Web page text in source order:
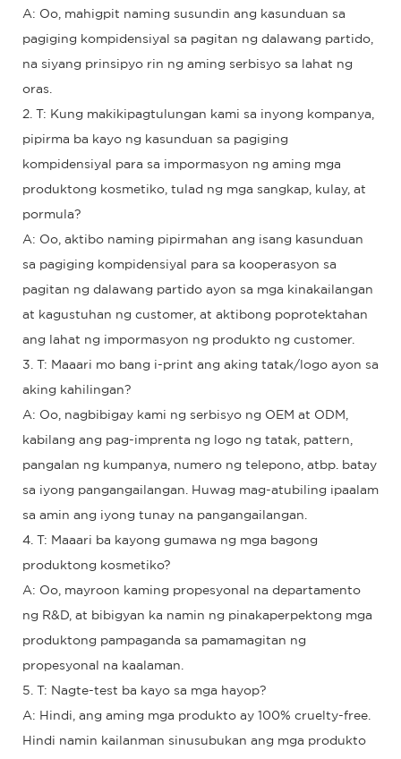
A: Oo, mahigpit naming susundin ang kasunduan sa
pagiging kompidensiyal sa pagitan ng dalawang partido,
na siyang prinsipyo rin ng aming serbisyo sa lahat ng
oras.
2. T: Kung makikipagtulungan kami sa inyong kompanya,
pipirma ba kayo ng kasunduan sa pagiging
kompidensiyal para sa impormasyon ng aming mga
produktong kosmetiko, tulad ng mga sangkap, kulay, at
pormula?
A: Oo, aktibo naming pipirmahan ang isang kasunduan
sa pagiging kompidensiyal para sa kooperasyon sa
pagitan ng dalawang partido ayon sa mga kinakailangan
at kagustuhan ng customer, at aktibong poprotektahan
ang lahat ng impormasyon ng produkto ng customer.
3. T: Maaari mo bang i-print ang aking tatak/logo ayon sa
aking kahilingan?
A: Oo, nagbibigay kami ng serbisyo ng OEM at ODM,
kabilang ang pag-imprenta ng logo ng tatak, pattern,
pangalan ng kumpanya, numero ng telepono, atbp. batay
sa iyong pangangailangan. Huwag mag-atubiling ipaalam
sa amin ang iyong tunay na pangangailangan.
4. T: Maaari ba kayong gumawa ng mga bagong
produktong kosmetiko?
A: Oo, mayroon kaming propesyonal na departamento
ng R&D, at bibigyan ka namin ng pinakaperpektong mga
produktong pampaganda sa pamamagitan ng
propesyonal na kaalaman.
5. T: Nagte-test ba kayo sa mga hayop?
A: Hindi, ang aming mga produkto ay 100% cruelty-free.
Hindi namin kailanman sinusubukan ang mga produkto